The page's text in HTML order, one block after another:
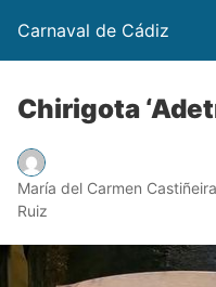
Carnaval de Cádiz
Chirigota
María del Carmen Castiñeira
Ruiz